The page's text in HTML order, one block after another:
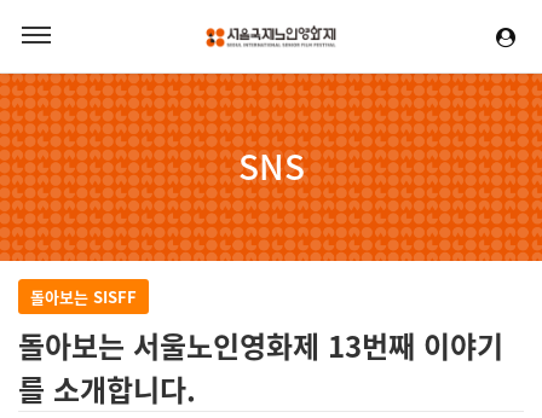
SNS
돌아보는 SISFF
돌아보는 서울노인영화제 13번째 이야기
를 소개합니다.